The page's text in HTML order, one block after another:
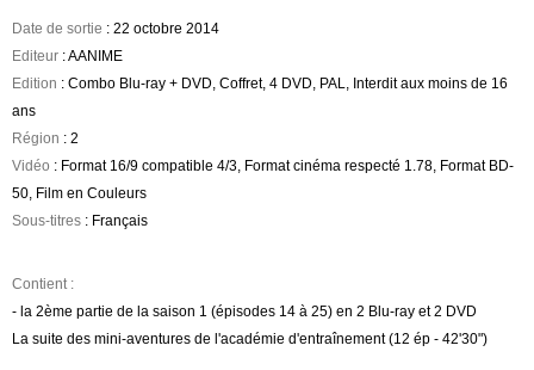
Date de sortie : 22 octobre 2014
Editeur : AANIME
Edition : Combo Blu-ray + DVD, Coffret, 4 DVD, PAL, Interdit aux moins de 16
ans
Région : 2
Vidéo : Format 16/9 compatible 4/3, Format cinéma respecté 1.78, Format BD-
50, Film en Couleurs
Sous-titres : Français
Contient :
- la 2ème partie de la saison 1 (épisodes 14 à 25) en 2 Blu-ray et 2 DVD
La suite des mini-aventures de l'académie d'entraînement (12 ép - 42'30")